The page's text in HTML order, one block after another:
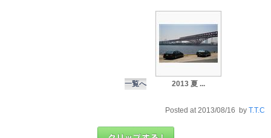
一覧へ 2013 夏 ...
Posted at 2013/08/16 by T.T.C